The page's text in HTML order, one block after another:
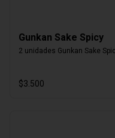
Gunkan Sake Spicy
2 unidades Gunkan Sake
$3.500